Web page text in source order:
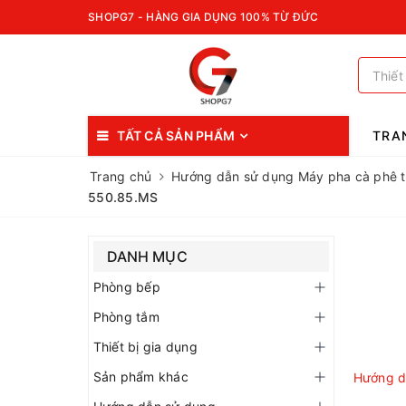
SHOPG7 - HÀNG GIA DỤNG 100% TỪ ĐỨC
TẤT CẢ SẢN PHẨM
Trang chủ
Hướng dẫn sử dụng Máy pha cà phê
550.85.MS
Hướng
DANH MỤC
Phòng bếp
Phòng tắm
Thiết bị gia dụng
Sản phẩm khác